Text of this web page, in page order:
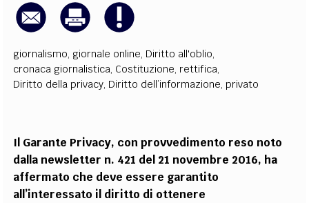
giornalismo, giornale online, Diritto all'oblio,
cronaca giornalistica, Costituzione, rettifica,
Diritto della privacy, Diritto dell’informazione, privato
Il Garante Privacy, con provvedimento reso noto
dalla newsletter n. 421 del 21 novembre 2016, ha
affermato che deve essere garantito
all’interessato il diritto di ottenere